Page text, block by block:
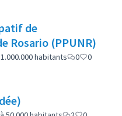
de
Rosario (PPUNR)
habitants 0 0